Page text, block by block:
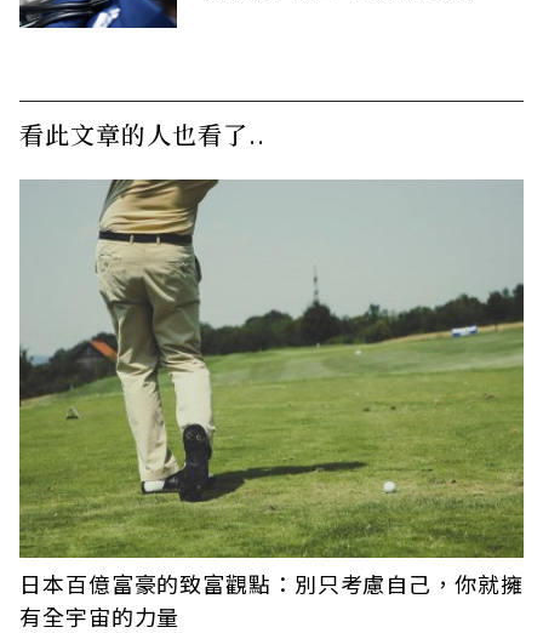
看此文章的人也看了..
日本百億富豪的致富觀點：別只考慮自己，你就擁
有全宇宙的力量